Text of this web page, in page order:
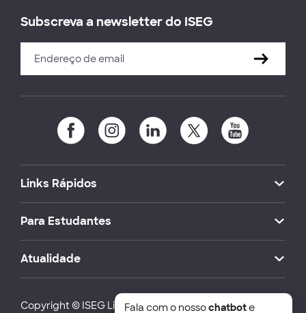
Subscreva a newsletter do ISEG
Links Rápidos
Para Estudantes
Atualidade
Copyright © ISEG Lisbon School of Economics and
Fala com o nossochatbote